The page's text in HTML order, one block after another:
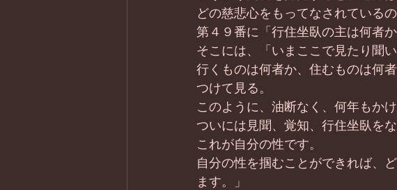
どの慈悲心をもってなされている
第４９番に「行住坐臥の主は何者
そこには、「いまここで見たり聞
行くものは何者か、住むものは何
つけて見る。
このように、油断なく、何年もかけ
ついには見聞、覚知、行住坐臥を
これが自分の性です。
自分の性を掴むことができれば、
ます。」